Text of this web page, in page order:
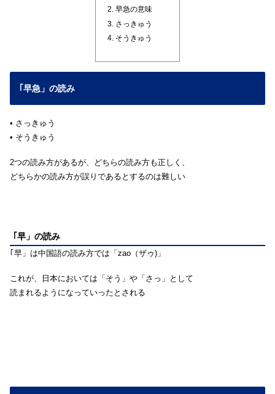
早急の意味
さっきゅう
そうきゅう
｢早急」の読み
• さっきゅう
• そうきゅう
2つの読み方があるが、どちらの読み方も正しく、
どちらかの読み方が誤りであるとするのは難しい
｢早」の読み
｢早」は中国語の読み方では「zao（ザゥ)」
これが、日本においては「そう」や「さっ」として
読まれるようになっていったとされる